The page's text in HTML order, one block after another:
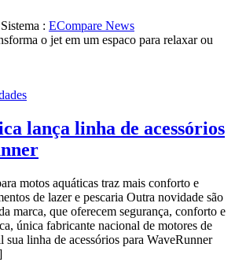
Sistema : ECompare News
lança linha de acessórios
motos aquáticas traz mais conforto e
de lazer e pescaria Outra novidade são
marca, que oferecem segurança, conforto e
única fabricante nacional de motores de
sua linha de acessórios para WaveRunner